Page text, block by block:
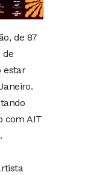
de 87
de
estar
com AIT